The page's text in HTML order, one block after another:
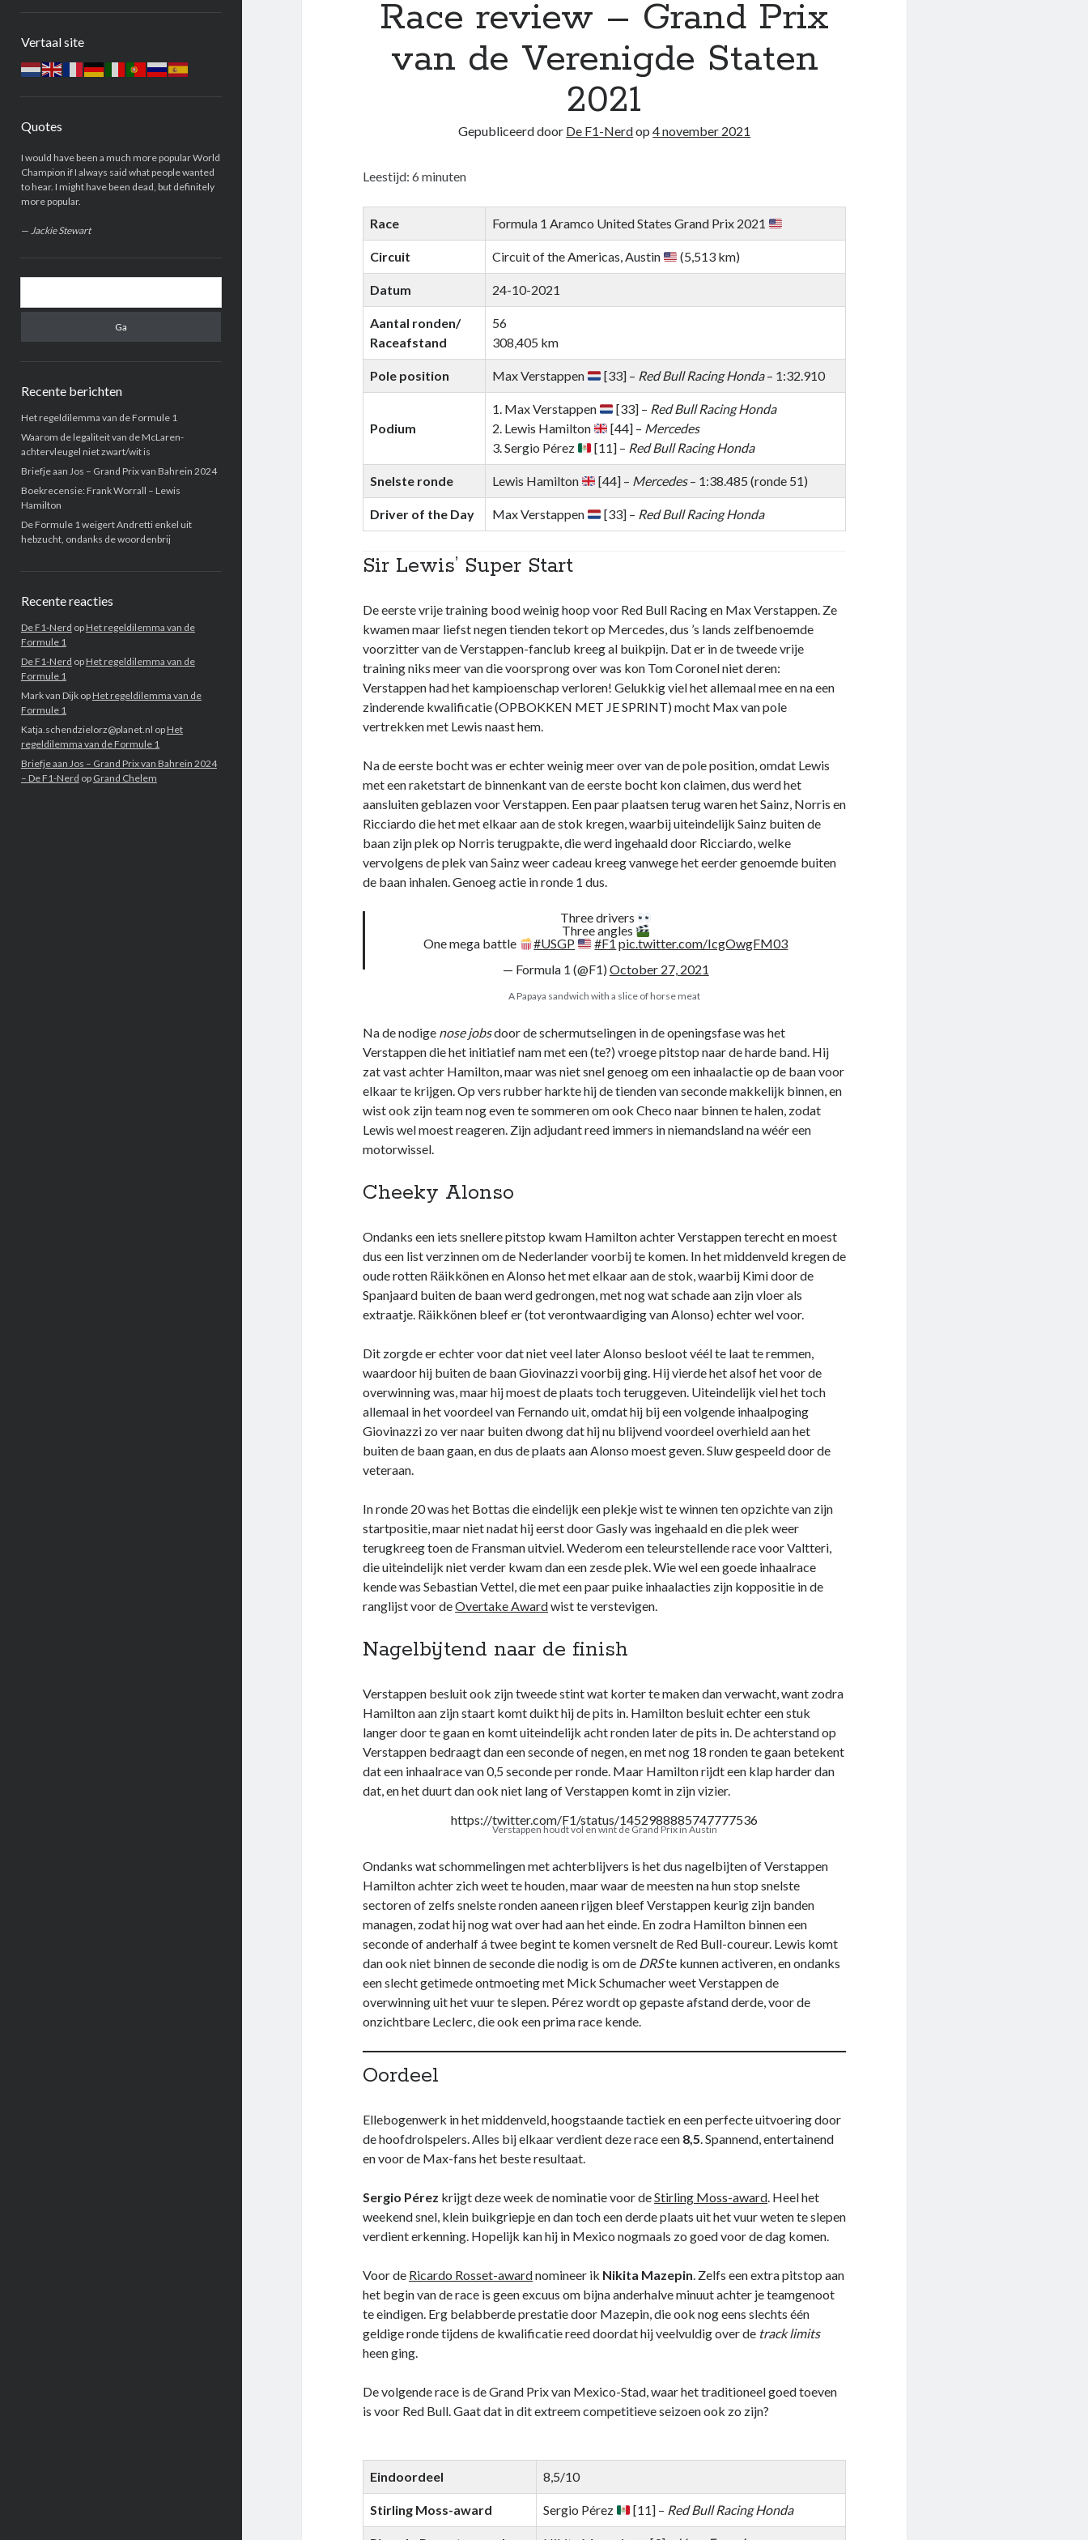
Vertaal site
Quotes
I would have been a much more popular World
Champion if I always said what people wanted
to hear. I might have been dead, but definitely
more popular.
— Jackie Stewart
Recente berichten
Het regeldilemma van de Formule 1
Waarom de legaliteit van de McLaren-
achtervleugel niet zwart/wit is
Briefje aan Jos – Grand Prix van Bahrein 2024
Boekrecensie: Frank Worrall – Lewis
Hamilton
De Formule 1 weigert Andretti enkel uit
hebzucht, ondanks de woordenbrij
Recente reacties
De F1-Nerd op Het regeldilemma van de
Formule 1
De F1-Nerd op Het regeldilemma van de
Formule 1
Mark van Dijkop Het regeldilemma van de
Formule 1
Katja.schendzielorz@planet.nl op Het
regeldilemma van de Formule 1
Briefje aan Jos – Grand Prix van Bahrein 2024
– De F1-Nerd op Grand Chelem
Race review – Grand Prix
van de Verenigde Staten
2021
Gepubliceerd door De F1-Nerdop4 november 2021
Leestijd:6 minuten
Race Formula 1 Aramco United States Grand Prix 2021
Circuit Circuit of the Americas, Austin (5,513 km)
Datum 24-10-2021
Aantal ronden/
Raceafstand
56
308,405 km
Pole position Max Verstappen [33] – Red Bull Racing Honda– 1:32.910
Podium
1. Max Verstappen [33] – Red Bull Racing Honda
2. Lewis Hamilton
[44] – Mercedes
3. Sergio Pérez
[11] – Red Bull Racing Honda
Snelste ronde Lewis Hamilton [44] – Mercedes– 1:38.485 (ronde 51)
Driver of the Day Max Verstappen [33] – Red Bull Racing Honda
Sir Lewis’ Super Start
De eerste vrije training bood weinig hoop voor Red Bull Racing en Max Verstappen. Ze
kwamen maar liefst negen tienden tekort op Mercedes, dus ’s lands zelfbenoemde
voorzitter van de Verstappen-fanclub kreeg al buikpijn. Dat er in de tweede vrije
training niks meer van die voorsprong over was kon Tom Coronel niet deren:
Verstappen had het kampioenschap verloren! Gelukkig viel het allemaal mee en na een
zinderende kwalificatie (OPBOKKEN MET JE SPRINT) mocht Max van pole
vertrekken met Lewis naast hem.
Na de eerste bocht was er echter weinig meer over van de pole position, omdat Lewis
met een raketstart de binnenkant van de eerste bocht kon claimen, dus werd het
aansluiten geblazen voor Verstappen. Een paar plaatsen terug waren het Sainz, Norris en
Ricciardo die het met elkaar aan de stok kregen, waarbij uiteindelijk Sainz buiten de
baan zijn plek op Norris terugpakte, die werd ingehaald door Ricciardo, welke
vervolgens de plek van Sainz weer cadeau kreeg vanwege het eerder genoemde buiten
de baan inhalen. Genoeg actie in ronde 1 dus.
Three drivers
Three angles
One mega battle
#USGP #F1 pic.twitter.com/IcgOwgFM03
— Formula 1 (@F1) October 27, 2021
A Papaya sandwich with a slice of horse meat
Na de nodige nose jobsdoor de schermutselingen in de openingsfase was het
Verstappen die het initiatief nam met een (te?) vroege pitstop naar de harde band. Hij
zat vast achter Hamilton, maar was niet snel genoeg om een inhaalactie op de baan voor
elkaar te krijgen. Op vers rubber harkte hij de tienden van seconde makkelijk binnen, en
wist ook zijn team nog even te sommeren om ook Checo naar binnen te halen, zodat
Lewis wel moest reageren. Zijn adjudant reed immers in niemandsland na wéér een
motorwissel.
Cheeky Alonso
Ondanks een iets snellere pitstop kwam Hamilton achter Verstappen terecht en moest
dus een list verzinnen om de Nederlander voorbij te komen. In het middenveld kregen de
oude rotten Räikkönen en Alonso het met elkaar aan de stok, waarbij Kimi door de
Spanjaard buiten de baan werd gedrongen, met nog wat schade aan zijn vloer als
extraatje. Räikkönen bleef er (tot verontwaardiging van Alonso) echter wel voor.
Dit zorgde er echter voor dat niet veel later Alonso besloot véél te laat te remmen,
waardoor hij buiten de baan Giovinazzi voorbij ging. Hij vierde het alsof het voor de
overwinning was, maar hij moest de plaats toch teruggeven. Uiteindelijk viel het toch
allemaal in het voordeel van Fernando uit, omdat hij bij een volgende inhaalpoging
Giovinazzi zo ver naar buiten dwong dat hij nu blijvend voordeel overhield aan het
buiten de baan gaan, en dus de plaats aan Alonso moest geven. Sluw gespeeld door de
veteraan.
In ronde 20 was het Bottas die eindelijk een plekje wist te winnen ten opzichte van zijn
startpositie, maar niet nadat hij eerst door Gasly was ingehaald en die plek weer
terugkreeg toen de Fransman uitviel. Wederom een teleurstellende race voor Valtteri,
die uiteindelijk niet verder kwam dan een zesde plek. Wie wel een goede inhaalrace
kende was Sebastian Vettel, die met een paar puike inhaalacties zijn koppositie in de
ranglijst voor deOvertake Awardwist te verstevigen.
Nagelbijtend naar de finish
Verstappen besluit ook zijn tweede stint wat korter te maken dan verwacht, want zodra
Hamilton aan zijn staart komt duikt hij de pits in. Hamilton besluit echter een stuk
langer door te gaan en komt uiteindelijk acht ronden later de pits in. De achterstand op
Verstappen bedraagt dan een seconde of negen, en met nog 18 ronden te gaan betekent
dat een inhaalrace van 0,5 seconde per ronde. Maar Hamilton rijdt een klap harder dan
dat, en het duurt dan ook niet lang of Verstappen komt in zijn vizier.
https://twitter.com/F1/status/1452988885747777536
Verstappen houdt vol en wint de Grand Prix in Austin
Ondanks wat schommelingen met achterblijvers is het dus nagelbijten of Verstappen
Hamilton achter zich weet te houden, maar waar de meesten na hun stop snelste
sectoren of zelfs snelste ronden aaneen rijgen bleef Verstappen keurig zijn banden
managen, zodat hij nog wat over had aan het einde. En zodra Hamilton binnen een
seconde of anderhalf á twee begint te komen versnelt de Red Bull-coureur. Lewis komt
dan ook niet binnen de seconde die nodig is om de DRSte kunnen activeren, en ondanks
een slecht getimede ontmoeting met Mick Schumacher weet Verstappen de
overwinning uit het vuur te slepen. Pérez wordt op gepaste afstand derde, voor de
onzichtbare Leclerc, die ook een prima race kende.
Oordeel
Ellebogenwerk in het middenveld, hoogstaande tactiek en een perfecte uitvoering door
de hoofdrolspelers. Alles bij elkaar verdient deze race een 8,5. Spannend, entertainend
en voor de Max-fans het beste resultaat.
Sergio Pérez krijgt deze week de nominatie voor deStirling Moss-award. Heel het
weekend snel, klein buikgriepje en dan toch een derde plaats uit het vuur weten te slepen
verdient erkenning. Hopelijk kan hij in Mexico nogmaals zo goed voor de dag komen.
Voor de Ricardo Rosset-awardnomineer ik Nikita Mazepin. Zelfs een extra pitstop aan
het begin van de race is geen excuus om bijna anderhalve minuut achter je teamgenoot
te eindigen. Erg belabberde prestatie door Mazepin, die ook nog eens slechts één
geldige ronde tijdens de kwalificatie reed doordat hij veelvuldig over de track limits
heen ging.
De volgende race is de Grand Prix van Mexico-Stad, waar het traditioneel goed toeven
is voor Red Bull. Gaat dat in dit extreem competitieve seizoen ook zo zijn?
Eindoordeel 8,5/10
Stirling Moss-award Sergio Pérez [11] – Red Bull Racing Honda
zijn
noodzakelijk
om de website
te laten
werken.
Statistieken
Deze
worden
gebruikt om
het gebruik
van de
website in
je deze
cookies
weigert
wordt je
surfgedrag
op deze site
niet gevolgd.
Gebruikerservaring
de website zo
gebruiksvriendelijk
mogelijk te laten
functioneren. Indien
je deze cookies
weigert kan het zijn
dat je bepaalde
website niet meer